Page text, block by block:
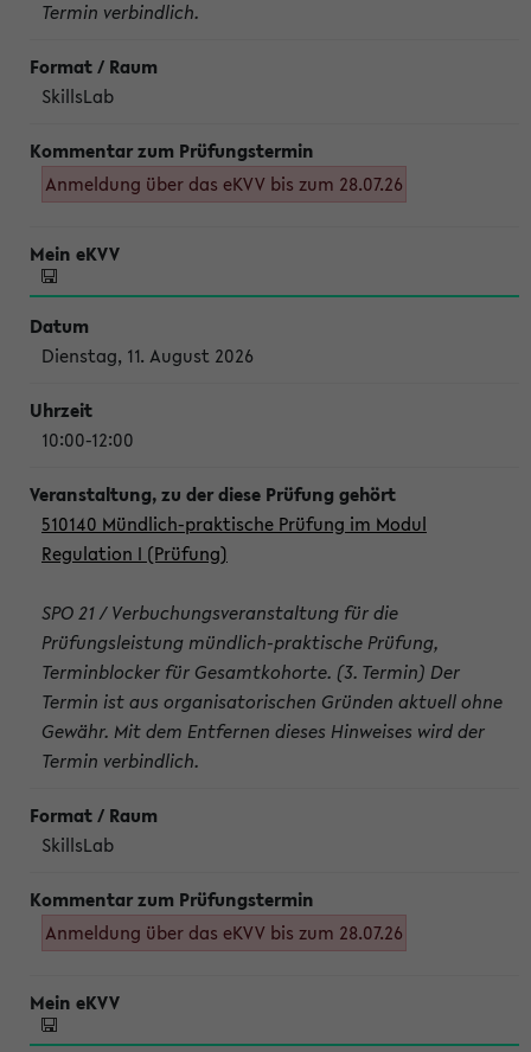
Termin verbindlich.
SkillsLab
Anmeldung über das eKVV bis zum 28.07.26
Dienstag, 11. August 2026
10:00-12:00
510140 Mündlich-praktische Prüfung im Modul
Regulation I (Prüfung)
SPO 21 / Verbuchungsveranstaltung für die
Prüfungsleistung mündlich-praktische Prüfung,
Terminblocker für Gesamtkohorte. (3. Termin) Der
Termin ist aus organisatorischen Gründen aktuell ohne
Gewähr. Mit dem Entfernen dieses Hinweises wird der
Termin verbindlich.
SkillsLab
Anmeldung über das eKVV bis zum 28.07.26